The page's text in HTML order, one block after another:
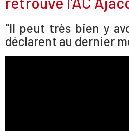
"Il peut très bien y
déclarent au dernier